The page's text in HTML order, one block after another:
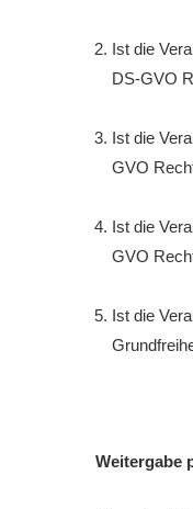
Ist die
DS-GVO
Ist die
GVO
Ist die
GVO
Ist die
Weitergabe